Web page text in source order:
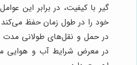
گیر با کیفیت، در برابر این
خود را در طول زمان حفظ
در حمل و نقل‌های طولانی مدت و
در معرض شرایط آب و هوایی